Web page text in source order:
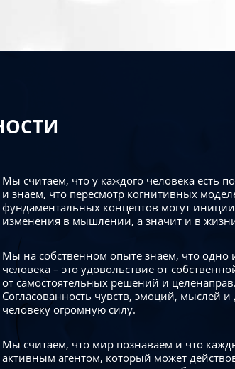
Мы считаем, что у каждого человека есть
и знаем, что пересмотр когнитивных
фундаментальных концептов могут
изменения в мышлении, а значит и в
Мы на собственном опыте знаем, что
человека – это удовольствие от
от самостоятельных решений и
Согласованность чувств, эмоций, мыслей
человеку огромную силу.
Мы считаем, что мир познаваем и что
активным агентом, который может